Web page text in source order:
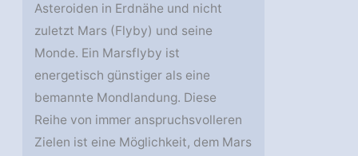
Asteroiden in Erdnähe und nicht
zuletzt Mars (Flyby) und seine
Monde. Ein Marsflyby ist
energetisch günstiger als eine
bemannte Mondlandung. Diese
Reihe von immer anspruchsvolleren
Zielen ist eine Möglichkeit, dem Mars